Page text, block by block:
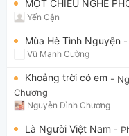
MỘT CHIỀU NGHE
Yến Cận
Mùa Hè Tình Nguyện -
Vũ Mạnh Cường
Khoảng trời có em -
Chương
Nguyễn Đình Chương
Là Người Việt Nam -